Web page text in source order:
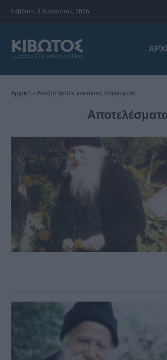
Σάββατο, 8 Αυγούστου, 2026
Αρχική » Αναζητήσατε για αγιος πορφυριος